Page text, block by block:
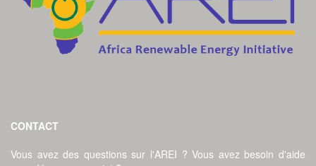
CONTACT
Vous avez des questions sur l'AREI ? Vous avez besoin d'aide